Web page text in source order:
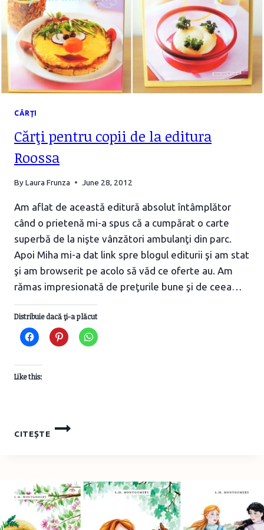
CĂRŢI
Cărţi pentru copii de la editura
Roossa
ByLaura Frunza June 28, 2012
Am aflat de această editură absolut întâmplător
când o prietenă mi-a spus că a cumpărat o carte
superbă de la nişte vânzători ambulanţi din parc.
Apoi Miha mi-a dat link spre blogul editurii şi am stat
şi am browserit pe acolo să văd ce oferte au. Am
rămas impresionată de preţurile bune şi de ceea…
Distribuie dacă ţi-a plăcut
Like this:
CITEȘTE
CĂRŢI
PENTRU
EDITURA
ROOSSA